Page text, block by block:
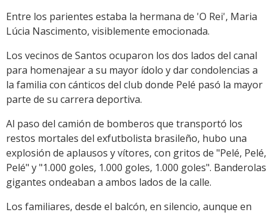
Entre los parientes estaba la hermana de 'O Rei', Maria
Lúcia Nascimento, visiblemente emocionada.
Los vecinos de Santos ocuparon los dos lados del canal
para homenajear a su mayor ídolo y dar condolencias a
la familia con cánticos del club donde Pelé pasó la mayor
parte de su carrera deportiva.
Al paso del camión de bomberos que transportó los
restos mortales del exfutbolista brasileño, hubo una
explosión de aplausos y vítores, con gritos de "Pelé, Pelé,
Pelé" y "1.000 goles, 1.000 goles, 1.000 goles". Banderolas
gigantes ondeaban a ambos lados de la calle.
Los familiares, desde el balcón, en silencio, aunque en